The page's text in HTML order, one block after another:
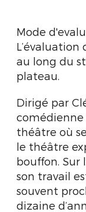
Mode
L’évaluation
au long du
plateau.
Dirigé par
comédienne
théâtre où
le théâtre
bouffon. Sur
son travail
souvent
dizaine